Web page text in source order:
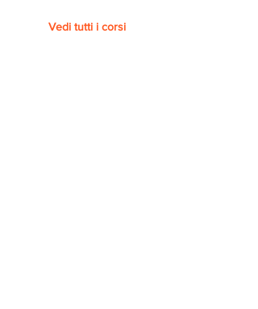
Vedi tutti i corsi